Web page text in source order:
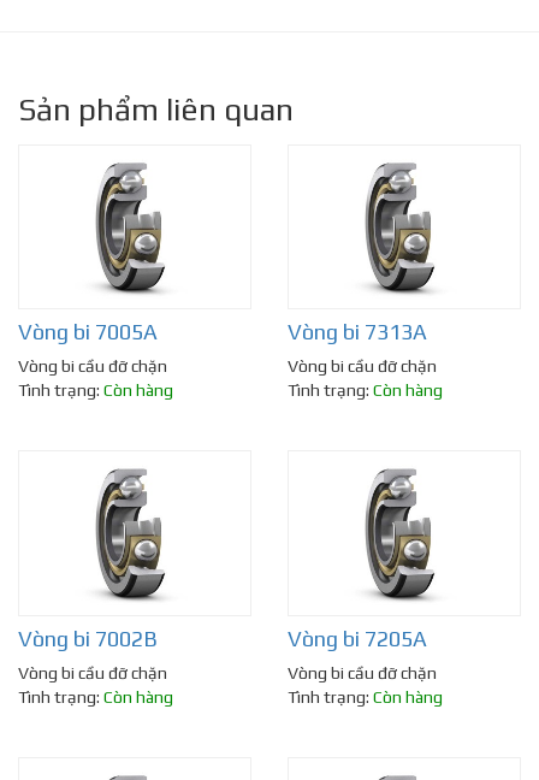
Sản phẩm liên quan
Vòng bi 7005A
Vòng bi cầu đỡ chặn
Tình trạng: Còn hàng
Vòng bi 7313A
Vòng bi cầu đỡ chặn
Tình trạng: Còn hàng
Vòng bi 7002B
Vòng bi cầu đỡ chặn
Tình trạng: Còn hàng
Vòng bi 7205A
Vòng bi cầu đỡ chặn
Tình trạng: Còn hàng